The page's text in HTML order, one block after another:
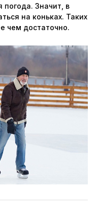
Значит, в
на коньках. Таких
чем достаточно.